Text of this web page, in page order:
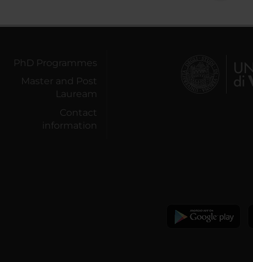
PhD Programmes
Master and Post
Lauream
Contact
information